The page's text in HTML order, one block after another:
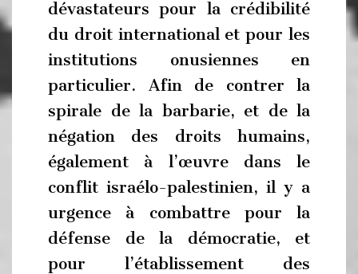
dévastateurs pour la crédibilité
du droit international et pour les
institutions onusiennes en
particulier. Afin de contrer la
spirale de la barbarie, et de la
négation des droits humains,
également à l’œuvre dans le
conflit israélo-palestinien, il y a
urgence à combattre pour la
défense de la démocratie, et
pour l’établissement des